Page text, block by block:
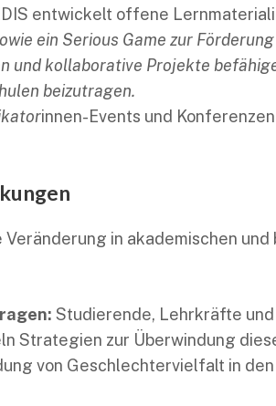
entwickelt offene
ein Serious Game zur
und kollaborative Projekte
beizutragen.
innen-Events und
in akademischen
Studierende, Lehrkräfte
Strategien zur Überwindung
von Geschlechtervielfalt in